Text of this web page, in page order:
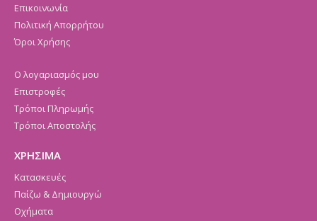
Επικοινωνία
Πολιτική Απορρήτου
Όροι Χρήσης
Ο λογαριασμός μου
Επιστροφές
Τρόποι Πληρωμής
Τρόποι Αποστολής
ΧΡΗΣΙΜΑ
Κατασκευές
Παίζω & Δημιουργώ
Οχήματα